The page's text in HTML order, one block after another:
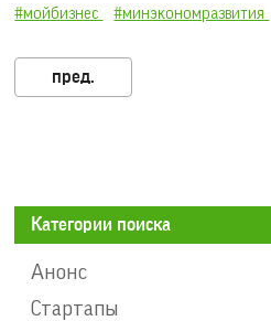
#мойбизнес #минэкономразвития
Категории поиска
Анонс
Стартапы